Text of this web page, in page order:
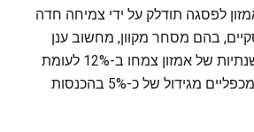
לפסגה תודלק על ידי צמיחה חדה
בהם מסחר מקוון, מחשוב ענן
ופרסום. ההכנסות השנתיות של אמזון צמחו ב-12% לעומת
השנה הקודמת, יותר מכפליים מגידול של כ-5% בהכנסות